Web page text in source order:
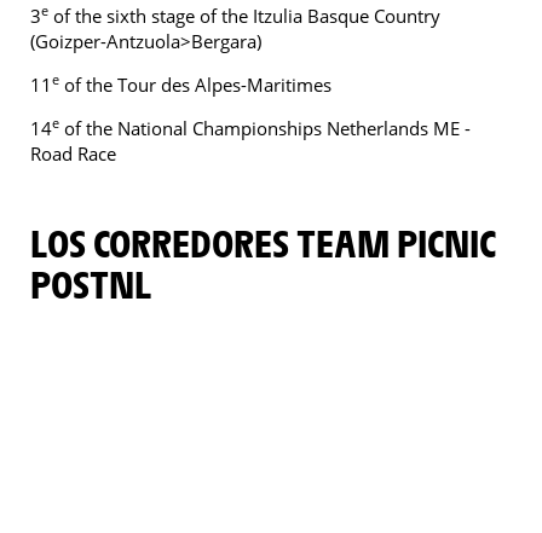
3e of the sixth stage of the Itzulia Basque Country
(Goizper-Antzuola>Bergara)
11 e of the Tour des Alpes-Maritimes
14e of the National Championships Netherlands ME -
Road Race
LOS CORREDORES TEAM PICNIC
POSTNL